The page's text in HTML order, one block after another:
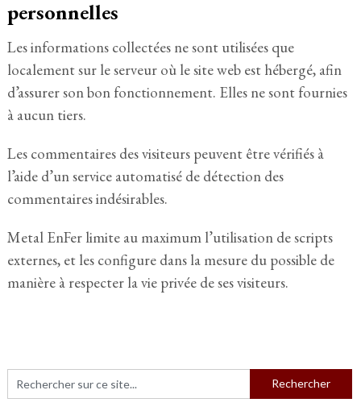
personnelles
Les informations collectées ne sont utilisées que
localement sur le serveur où le site web est hébergé, afin
d’assurer son bon fonctionnement. Elles ne sont fournies
à aucun tiers.
Les commentaires des visiteurs peuvent être vérifiés à
l’aide d’un service automatisé de détection des
commentaires indésirables.
Metal EnFer limite au maximum l’utilisation de scripts
externes, et les configure dans la mesure du possible de
manière à respecter la vie privée de ses visiteurs.